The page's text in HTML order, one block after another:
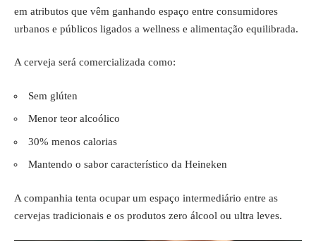
em atributos que vêm ganhando espaço entre consumidores
urbanos e públicos ligados a wellness e alimentação equilibrada.
A cerveja será comercializada como:
Sem glúten
Menor teor alcoólico
30% menos calorias
Mantendo o sabor característico da Heineken
A companhia tenta ocupar um espaço intermediário entre as
cervejas tradicionais e os produtos zero álcool ou ultra leves.